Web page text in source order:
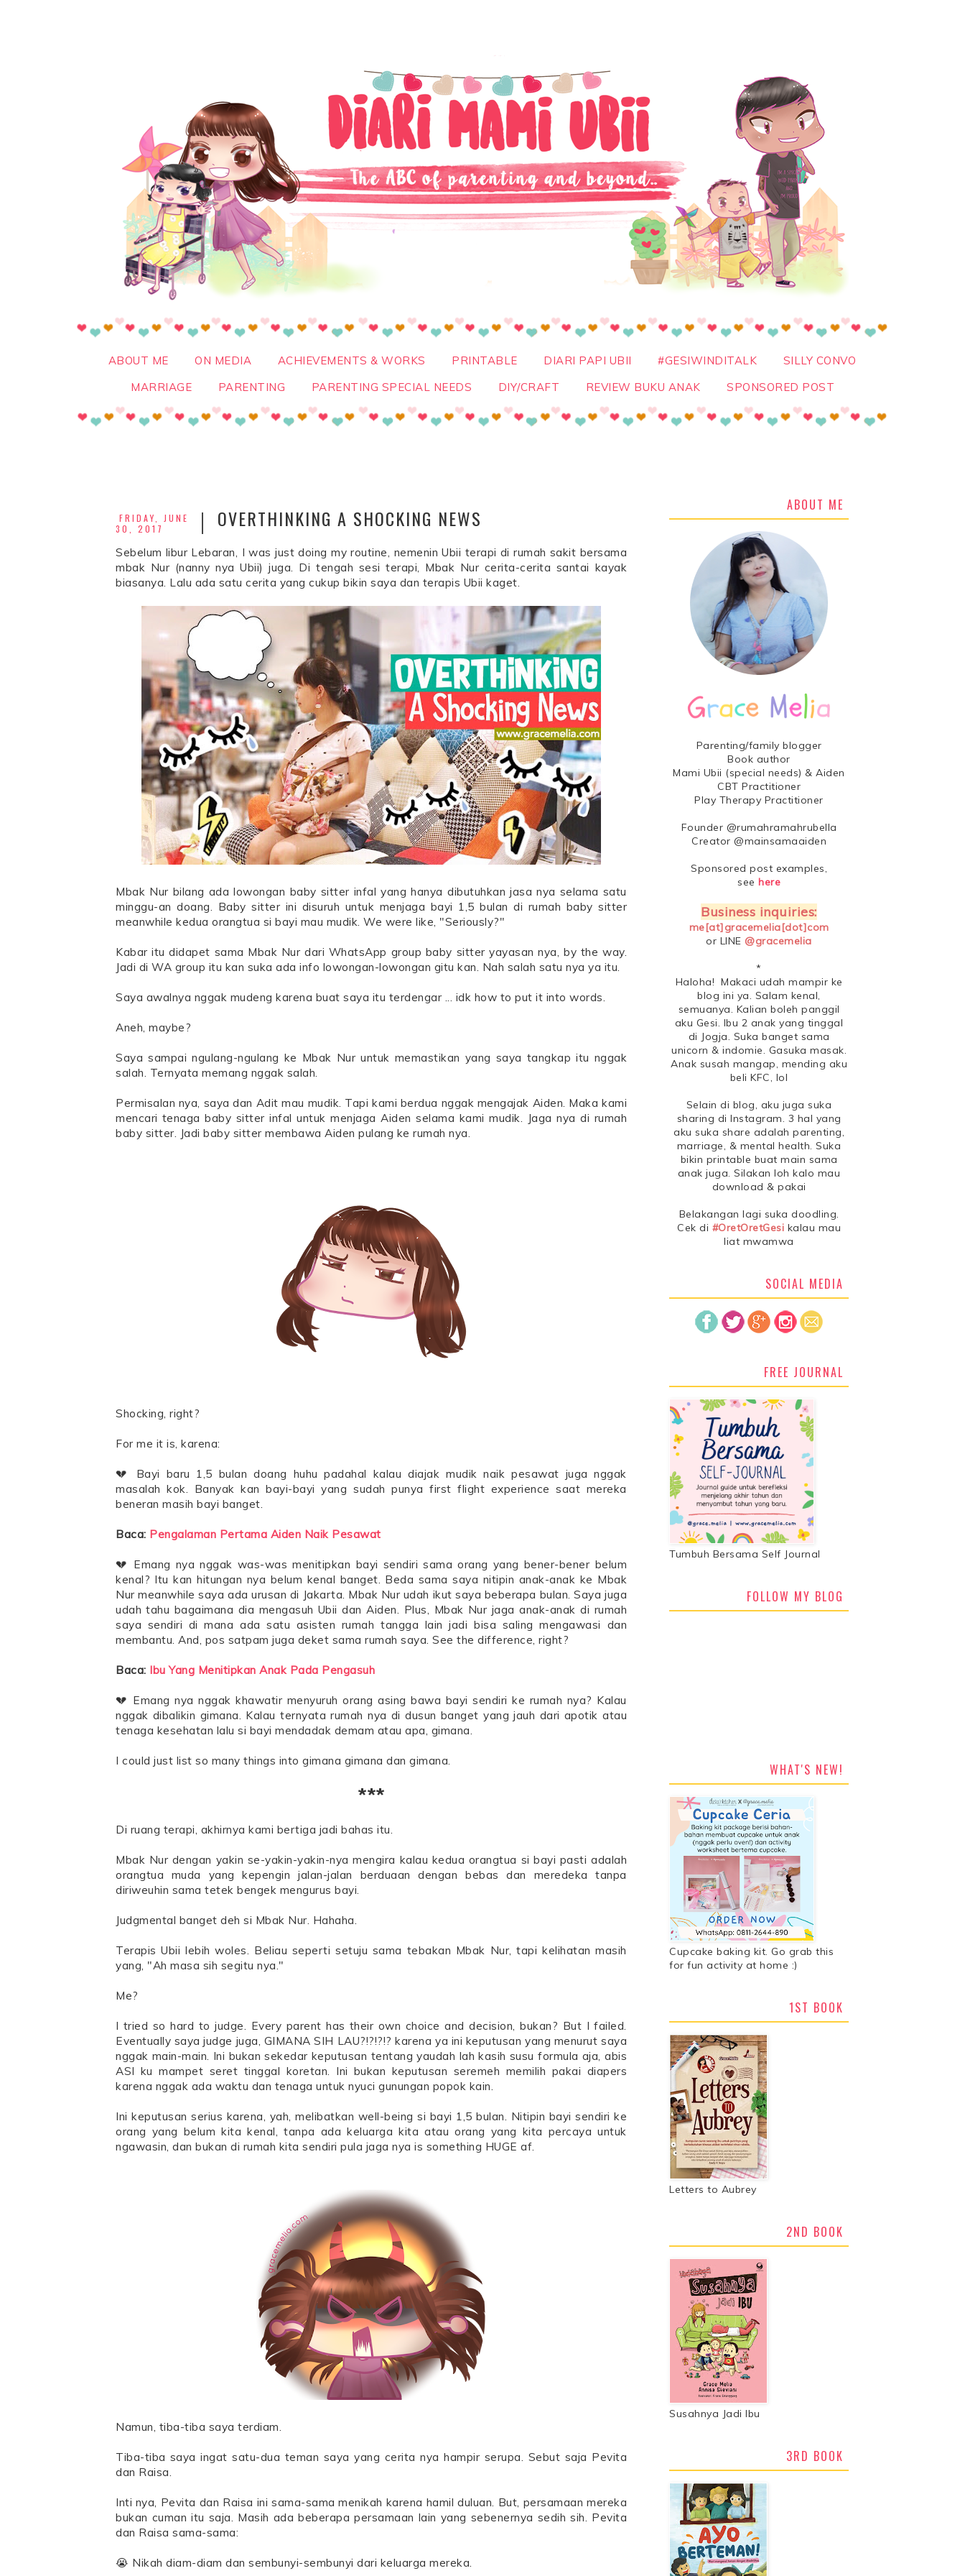
ABOUT ME ON MEDIA ACHIEVEMENTS & WORKS PRINTABLE DIARI PAPI UBII #GESIWINDITALK
SILLY CONVO
MARRIAGE
PARENTING PARENTING SPECIAL NEEDS DIY/CRAFT REVIEW BUKU ANAK SPONSORED POST
FRIDAY, JUNE
30, 2017
OVERTHINKING A SHOCKING NEWS
Sebelum libur Lebaran, I was just doing my routine, nemenin Ubii terapi di rumah sakit bersama
mbak Nur (nanny nya Ubii) juga. Di tengah sesi terapi, Mbak Nur cerita-cerita santai kayak
biasanya. Lalu ada satu cerita yang cukup bikin saya dan terapis Ubii kaget.
Mbak Nur bilang ada lowongan baby sitter infal yang hanya dibutuhkan jasa nya selama satu
minggu-an doang. Baby sitter ini disuruh untuk menjaga bayi 1,5 bulan di rumah baby sitter
meanwhile kedua orangtua si bayi mau mudik. We were like, "Seriously?"
Kabar itu didapet sama Mbak Nur dari WhatsApp group baby sitter yayasan nya, by the way.
Jadi di WA group itu kan suka ada info lowongan-lowongan gitu kan. Nah salah satu nya ya itu.
Saya awalnya nggak mudeng karena buat saya itu terdengar ... idk how to put it into words.
Aneh, maybe?
Saya sampai ngulang-ngulang ke Mbak Nur untuk memastikan yang saya tangkap itu nggak
salah. Ternyata memang nggak salah.
Permisalan nya, saya dan Adit mau mudik. Tapi kami berdua nggak mengajak Aiden. Maka kami
mencari tenaga baby sitter infal untuk menjaga Aiden selama kami mudik. Jaga nya di rumah
baby sitter. Jadi baby sitter membawa Aiden pulang ke rumah nya.
Shocking, right?
For me it is, karena:
💔 Bayi baru 1,5 bulan doang huhu padahal kalau diajak mudik naik pesawat juga nggak
masalah kok. Banyak kan bayi-bayi yang sudah punya first flight experience saat mereka
beneran masih bayi banget.
Baca: Pengalaman Pertama Aiden Naik Pesawat
💔 Emang nya nggak was-was menitipkan bayi sendiri sama orang yang bener-bener belum
kenal? Itu kan hitungan nya belum kenal banget. Beda sama saya nitipin anak-anak ke Mbak
Nur meanwhile saya ada urusan di Jakarta. Mbak Nur udah ikut saya beberapa bulan. Saya juga
udah tahu bagaimana dia mengasuh Ubii dan Aiden. Plus, Mbak Nur jaga anak-anak di rumah
saya sendiri di mana ada satu asisten rumah tangga lain jadi bisa saling mengawasi dan
membantu. And, pos satpam juga deket sama rumah saya. See the difference, right?
Baca: Ibu Yang Menitipkan Anak Pada Pengasuh
💔 Emang nya nggak khawatir menyuruh orang asing bawa bayi sendiri ke rumah nya? Kalau
nggak dibalikin gimana. Kalau ternyata rumah nya di dusun banget yang jauh dari apotik atau
tenaga kesehatan lalu si bayi mendadak demam atau apa, gimana.
I could just list so many things into gimana gimana dan gimana.
***
Di ruang terapi, akhirnya kami bertiga jadi bahas itu.
Mbak Nur dengan yakin se-yakin-yakin-nya mengira kalau kedua orangtua si bayi pasti adalah
orangtua muda yang kepengin jalan-jalan berduaan dengan bebas dan meredeka tanpa
diriweuhin sama tetek bengek mengurus bayi.
Judgmental banget deh si Mbak Nur. Hahaha.
Terapis Ubii lebih woles. Beliau seperti setuju sama tebakan Mbak Nur, tapi kelihatan masih
yang, "Ah masa sih segitu nya."
Me?
I tried so hard to judge. Every parent has their own choice and decision, bukan? But I failed.
Eventually saya judge juga, GIMANA SIH LAU?!?!?!? karena ya ini keputusan yang menurut saya
nggak main-main. Ini bukan sekedar keputusan tentang yaudah lah kasih susu formula aja, abis
ASI ku mampet seret tinggal koretan. Ini bukan keputusan seremeh memilih pakai diapers
karena nggak ada waktu dan tenaga untuk nyuci gunungan popok kain.
Ini keputusan serius karena, yah, melibatkan well-being si bayi 1,5 bulan. Nitipin bayi sendiri ke
orang yang belum kita kenal, tanpa ada keluarga kita atau orang yang kita percaya untuk
ngawasin, dan bukan di rumah kita sendiri pula jaga nya is something HUGE af.
Namun, tiba-tiba saya terdiam.
Tiba-tiba saya ingat satu-dua teman saya yang cerita nya hampir serupa. Sebut saja Pevita
dan Raisa.
Inti nya, Pevita dan Raisa ini sama-sama menikah karena hamil duluan. But, persamaan mereka
bukan cuman itu saja. Masih ada beberapa persamaan lain yang sebenernya sedih sih. Pevita
dan Raisa sama-sama:
😭 Nikah diam-diam dan sembunyi-sembunyi dari keluarga mereka.
ABOUT ME
Parenting/family blogger
Book author
Mami Ubii (special needs) & Aiden
CBT Practitioner
Play Therapy Practitioner
Founder @rumahramahrubella
Creator @mainsamaaiden
Sponsored post examples,
see here
Business inquiries:
me[at]gracemelia[dot]com
or LINE @gracemelia
*
Haloha! Makaci udah mampir ke
blog ini ya. Salam kenal,
semuanya. Kalian boleh panggil
aku Gesi. Ibu 2 anak yang tinggal
di Jogja. Suka banget sama
unicorn & indomie. Gasuka masak.
Anak susah mangap, mending aku
beli KFC, lol
Selain di blog, aku juga suka
sharing di Instagram. 3 hal yang
aku suka share adalah parenting,
marriage, & mental health. Suka
bikin printable buat main sama
anak juga. Silakan loh kalo mau
download & pakai
Belakangan lagi suka doodling.
Cek di #OretOretGesi kalau mau
liat mwamwa
SOCIAL MEDIA
FREE JOURNAL
Tumbuh Bersama Self Journal
FOLLOW MY BLOG
WHAT'S NEW!
Cupcake baking kit. Go grab this
for fun activity at home :)
1ST BOOK
Letters to Aubrey
2ND BOOK
Susahnya Jadi Ibu
3RD BOOK